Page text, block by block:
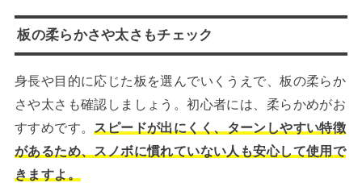
板の柔らかさや太さもチェック
身長や目的に応じた板を選んでいくうえで、板の柔らか
さや太さも確認しましょう。初心者には、柔らかめがお
すすめです。 スピードが出にくく、ターンしやすい特徴
があるため、スノボに慣れていない人も安心して使用で
きますよ。